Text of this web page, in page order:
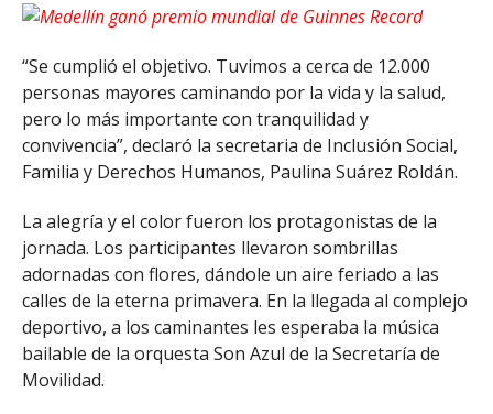
“Se cumplió el objetivo. Tuvimos a cerca de 12.000
personas mayores caminando por la vida y la salud,
pero lo más importante con tranquilidad y
convivencia”, declaró la secretaria de Inclusión Social,
Familia y Derechos Humanos, Paulina Suárez Roldán.
La alegría y el color fueron los protagonistas de la
jornada. Los participantes llevaron sombrillas
adornadas con flores, dándole un aire feriado a las
calles de la eterna primavera. En la llegada al complejo
deportivo, a los caminantes les esperaba la música
bailable de la orquesta Son Azul de la Secretaría de
Movilidad.